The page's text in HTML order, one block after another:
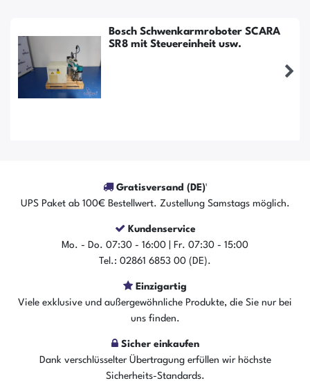
Bosch Schwenkarmroboter SCARA
SR8 mit Steuereinheit usw.
Der Artikel ist sofort verfügbar
Gratisversand (DE)¹
UPS Paket ab 100€ Bestellwert. Zustellung Samstags möglich.
Kundenservice
Mo. - Do. 07:30 - 16:00 | Fr. 07:30 - 15:00
Tel.: 02861 6853 00 (DE).
Einzigartig
Viele exklusive und außergewöhnliche Produkte, die Sie nur bei
uns finden.
Sicher einkaufen
Dank verschlüsselter Übertragung erfüllen wir höchste
Sicherheits-Standards.